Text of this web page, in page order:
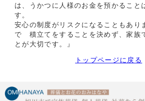
は、うかつに人様のお金を預かること
す。
安心の制度がリスクになることもあり
で 積立てをすることを決めず、家族
とが大切です。』
トップページに戻る